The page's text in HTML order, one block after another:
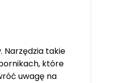
Narzędzia takie
które
uwagę na